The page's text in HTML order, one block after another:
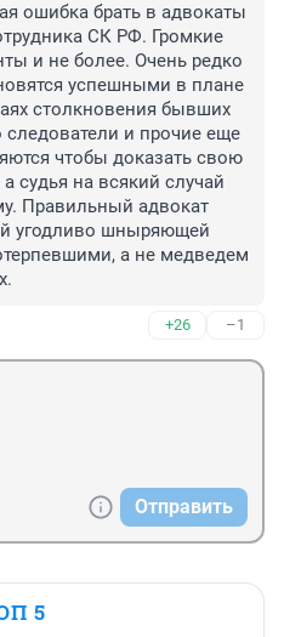
ошибка брать в адвокаты
СК РФ. Громкие
и не более. Очень редко
успешными в плане
столкновения бывших
следователи и прочие еще
чтобы доказать свою
судья на всякий случай
Правильный адвокат
угодливо шныряющей
а не медведем
+26 –1
Отправить
5